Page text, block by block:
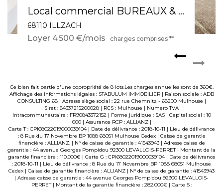
Local commercial BUREAUX & ENTREPÔT Illzach 1770 m2
68110 ILLZACH
Loyer 4 500 €/mois charges comprises **
Ce bien fait partie d'une copropriété de 8 lots.Les charges annuelles sont de 360€.
Affichage des informations légales : STABULUM IMMOBILIER | Raison sociale : ADB
CONSULTING 68 | Adresse siège social : 22 rue Chemnitz - 68200 Mulhouse |
Siret : 84337215200028 | RCS : Mulhouse | Numero TVA
Intracommunautaire : FR90843372152 | Forme juridique : SAS | Capital social : 10
000 | Assurance RCP : ALLIANZ |
Carte T : CPI68022019000039104 | Date de délivrance : 2018-10-11 | Lieu de délivrance
: 8 Rue du 17 Novembre BP 1088 68051 Mulhouse Cedex | Caisse de garantie
financière : ALLIANZ. | N° de caisse de garantie : 41543943 | Adresse caisse de
garantie : 44 avenue Georges Pompidou 92300 LEVALLOIS-PERRET | Montant de la
garantie financière : 110.000€ | Carte G : CPI68022019000039104 | Date de délivrance
: 2018-10-11 | Lieu de délivrance : 8 Rue du 17 Novembre BP 1088 68051 Mulhouse
Cedex | Caisse de garantie financière : ALLIANZ | N° de caisse de garantie : 41543943
| Adresse caisse de garantie : 44 avenue Georges Pompidou 92300 LEVALLOIS-
PERRET | Montant de la garantie financière : 282.000€ | Carte S :